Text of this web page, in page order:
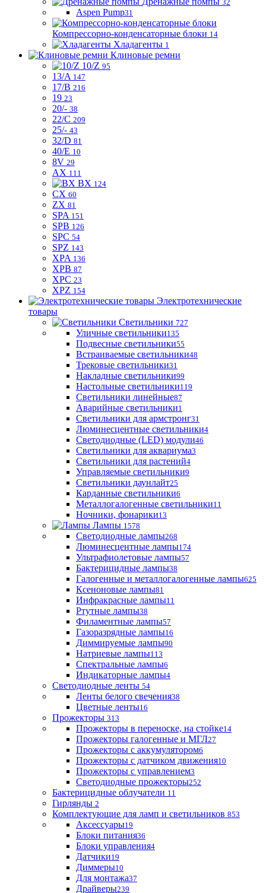
32
Aspen Pump31
Компрессорно-конденсаторные блоки 14
Хладагенты 1
Клиновые ремни
10/Z 95
13/A 147
17/B 216
19 23
20/- 38
22/C 209
25/- 43
32/D 81
40/E 10
8V 29
AX 111
BX 124
CX 60
ZX 81
SPA 151
SPB 126
SPC 54
SPZ 143
XPA 136
XPB 87
XPC 23
XPZ 154
Электротехнические
товары
Светильники 727
Уличные светильники135
Подвесные светильники55
Встраиваемые светильники48
Трековые светильники31
Накладные светильники99
Настольные светильники119
Светильники линейные87
Аварийные светильники1
Светильники для армстронг31
Люминесцентные светильники4
Светодиодные (LED) модули46
Светильники для аквариума3
Светильники для растений4
Управляемые светильники9
Светильники даунлайт25
Карданные светильники6
Металлогалогенные светильники11
Ночники, фонарики13
Лампы 1578
Светодиодные лампы268
Люминесцентные лампы174
Ультрафиолетовые лампы57
Бактерицидные лампы38
Галогенные и металлогалогенные лампы625
Ксеноновые лампы81
Инфракрасные лампы11
Ртутные лампы38
Филаментные лампы57
Газоразрядные лампы16
Диммируемые лампы90
Натриевые лампы113
Спектральные лампы6
Индикаторные лампы4
Светодиодные ленты 54
Ленты белого свечения38
Цветные ленты16
Прожекторы 313
Прожекторы в переноске, на стойке14
Прожекторы галогенные и МГЛ27
Прожекторы с аккумулятором6
Прожекторы с датчиком движения10
Прожекторы с управлением3
Светодиодные прожекторы252
Бактерицидные облучатели 11
Гирлянды 2
Комплектующие для ламп и светильников 853
Аксессуары19
Блоки питания36
Блоки управления4
Датчики19
Диммеры10
Для монтажа37
Драйверы239